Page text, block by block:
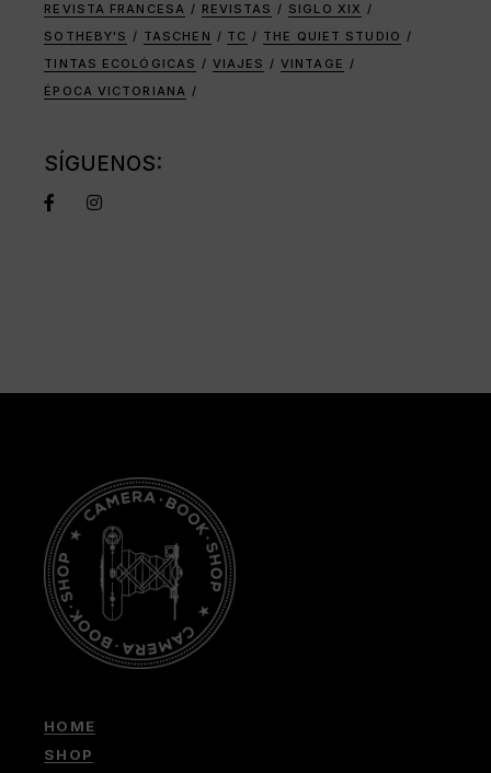
REVISTA FRANCESA
REVISTAS
SIGLO XIX
SOTHEBY'S
TASCHEN TC
THE QUIET STUDIO
TINTAS ECOLÓGICAS
VIAJES
VINTAGE
ÉPOCA VICTORIANA
SÍGUENOS:
HOME
SHOP